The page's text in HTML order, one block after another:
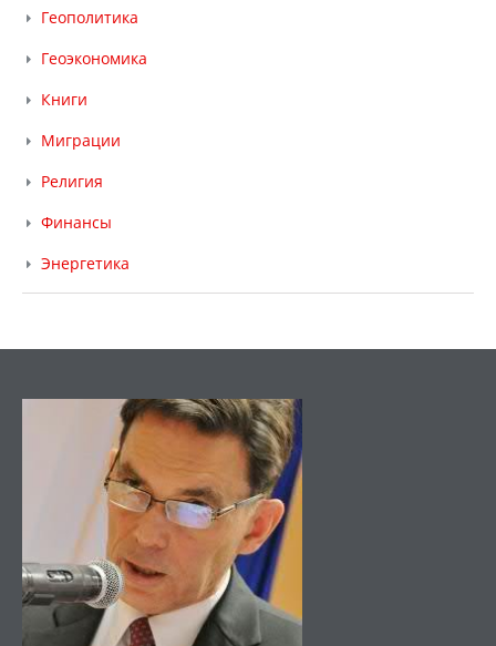
Геополитика
Геоэкономика
Книги
Миграции
Религия
Финансы
Энергетика